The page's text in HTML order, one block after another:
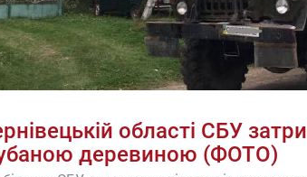
області СБУ
деревиною (ФОТО)